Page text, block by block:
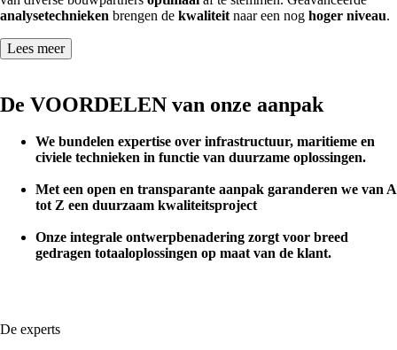
analysetechnieken brengen de kwaliteit naar een nog hoger niveau.
Lees meer
De VOORDELEN van onze aanpak
We bundelen expertise over infrastructuur, maritieme en
civiele technieken in functie van duurzame oplossingen.
Met een open en transparante aanpak garanderen we van A
tot Z een duurzaam kwaliteitsproject
Onze integrale ontwerpbenadering zorgt voor breed
gedragen totaaloplossingen op maat van de klant.
De experts